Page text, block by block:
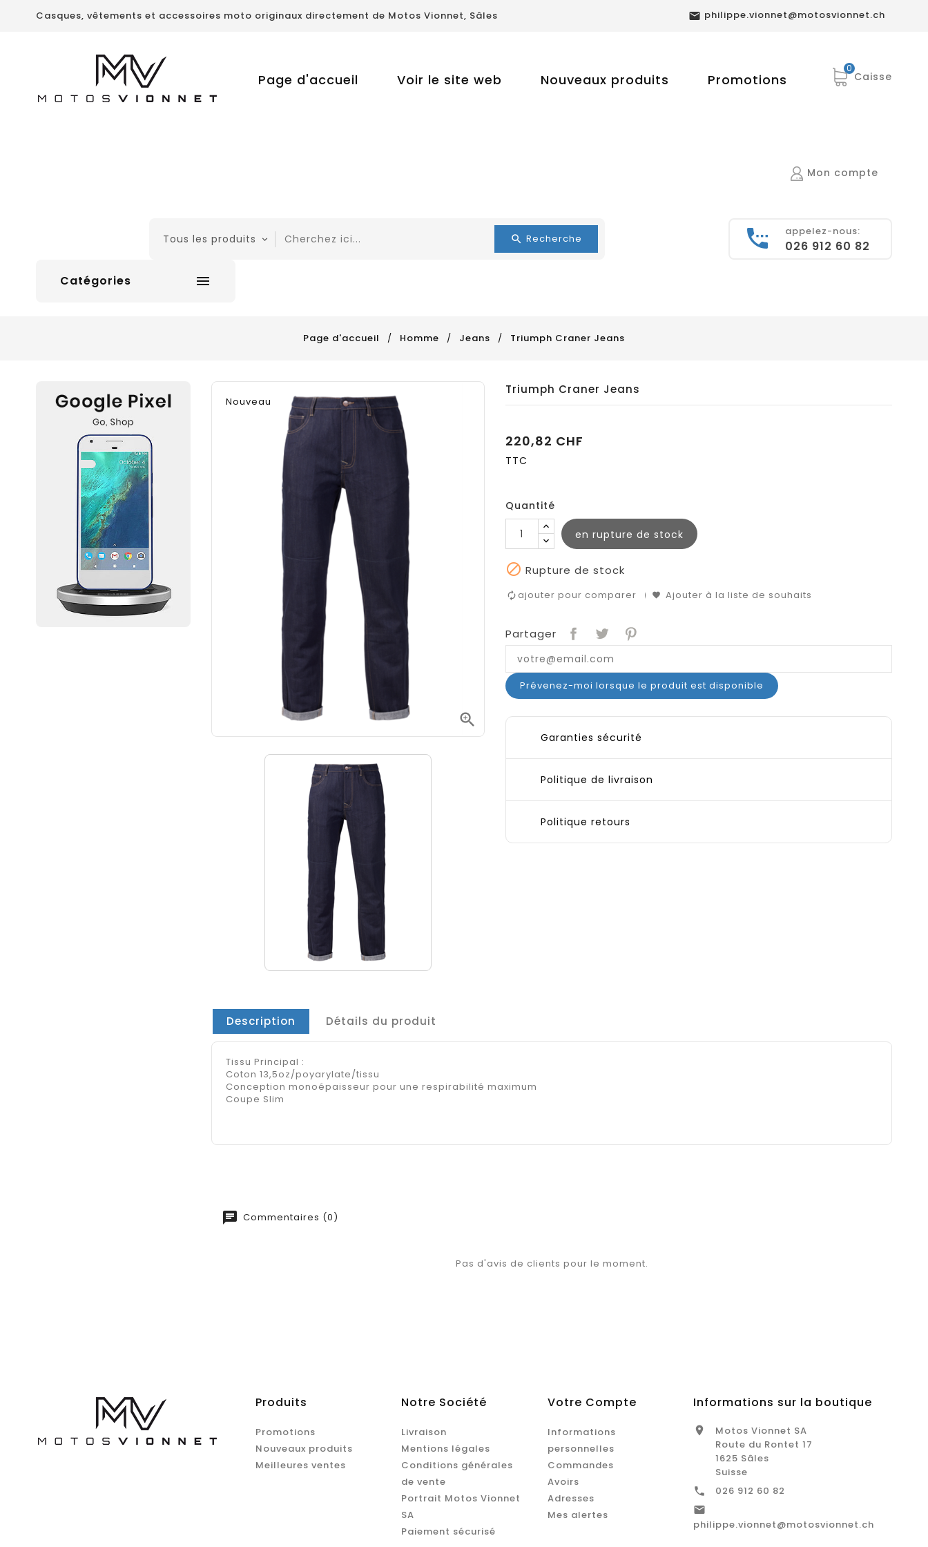
Casques, vêtements et accessoires moto originaux directement de Motos Vionnet, Sâles  philippe.vionnet@motosvionnet.ch
Page d'accueil Voir le site web Nouveaux produits Promotions Caisse
0
Mon compte
appelez-nous:
026 912 60 82
Recherche
Catégories 
Page d'accueil Homme Jeans Triumph Craner Jeans
Nouveau

Triumph Craner Jeans
220,82 CHF
TTC
Quantité
en rupture de stock
 Rupture de stock
ajouter pour comparer Ajouter à la liste de souhaits
Partager
Prévenez-moi lorsque le produit est disponible
Garanties sécurité
Politique de livraison
Politique retours
Description Détails du produit
Tissu Principal :
Coton 13,5oz/poyarylate/tissu
Conception monoépaisseur pour une respirabilité maximum
Coupe Slim
chat Commentaires (0)
Pas d'avis de clients pour le moment.
Produits
Promotions
Nouveaux produits
Meilleures ventes
Notre Société
Livraison
Mentions légales
Conditions générales
de vente
Portrait Motos Vionnet
SA
Paiement sécurisé
Votre Compte
Informations
personnelles
Commandes
Avoirs
Adresses
Mes alertes
Informations sur la boutique

Motos Vionnet SA
Route du Rontet 17
1625 Sâles
Suisse
 026 912 60 82

philippe.vionnet@motosvionnet.ch